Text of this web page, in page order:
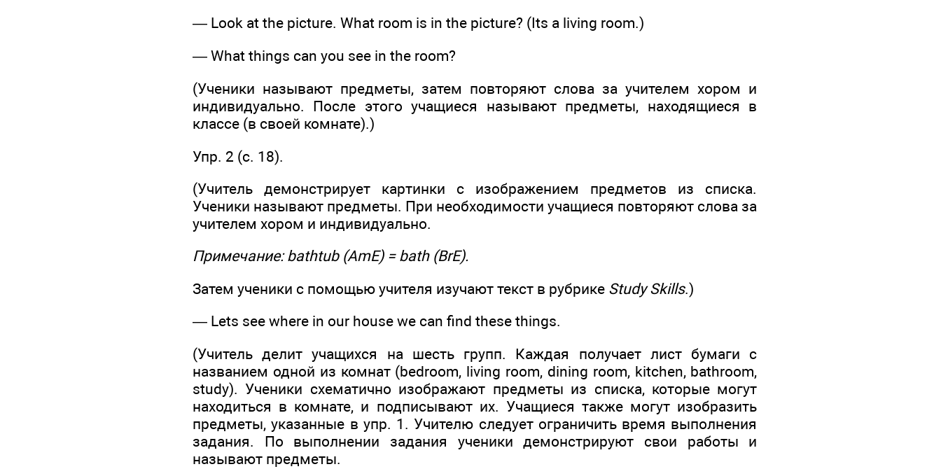
— Look at the picture. What room is in the picture? (Its a living room.)
— What things can you see in the room?
(Ученики называют предметы, затем повторяют слова за учителем хором и
индивидуально. После этого учащиеся называют предметы, находящиеся в
классе (в своей комнате).)
Упр. 2 (с. 18).
(Учитель демонстрирует картинки с изображением предметов из списка.
Ученики называют предметы. При необходимости учащиеся повторяют слова за
учителем хором и индивидуально.
Примечание: bathtub (AmE) = bath (BrE).
Затем ученики с помощью учителя изучают текст в рубрике Study Skills.)
— Lets see where in our house we can find these things.
(Учитель делит учащихся на шесть групп. Каждая получает лист бумаги с
названием одной из комнат (bedroom, living room, dining room, kitchen, bathroom,
study). Ученики схематично изображают предметы из списка, которые могут
находиться в комнате, и подписывают их. Учащиеся также могут изобразить
предметы, указанные в упр. 1. Учителю следует ограничить время выполнения
задания. По выполнении задания ученики демонстрируют свои работы и
называют предметы.